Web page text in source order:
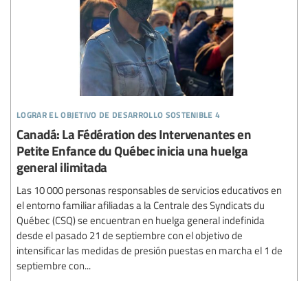
lograr el objetivo de desarrollo sostenible 4
Canadá: La Fédération des Intervenantes en
Petite Enfance du Québec inicia una huelga
general ilimitada
Las 10 000 personas responsables de servicios educativos en
el entorno familiar afiliadas a la Centrale des Syndicats du
Québec (CSQ) se encuentran en huelga general indefinida
desde el pasado 21 de septiembre con el objetivo de
intensificar las medidas de presión puestas en marcha el 1 de
septiembre con...